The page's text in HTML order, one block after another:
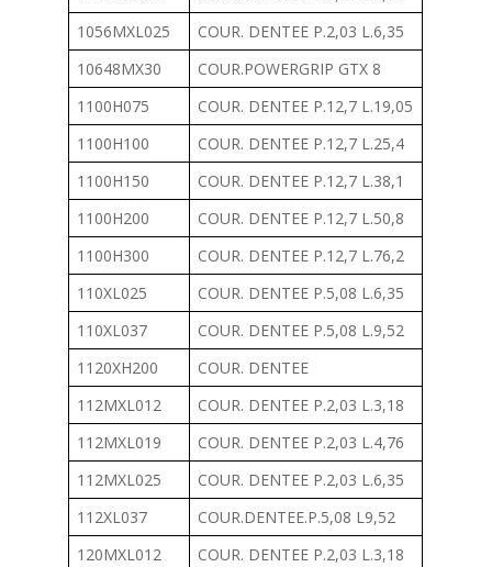
1056MXL025
COUR. DENTEE P.2,03 L.6,35
10648MX30
COUR.POWERGRIP GTX 8
1100H075
COUR. DENTEE P.12,7 L.19,05
1100H100
COUR. DENTEE P.12,7 L.25,4
1100H150
COUR. DENTEE P.12,7 L.38,1
1100H200
COUR. DENTEE P.12,7 L.50,8
1100H300
COUR. DENTEE P.12,7 L.76,2
110XL025
COUR. DENTEE P.5,08 L.6,35
110XL037
COUR. DENTEE P.5,08 L.9,52
1120XH200
COUR. DENTEE
112MXL012
COUR. DENTEE P.2,03 L.3,18
112MXL019
COUR. DENTEE P.2,03 L.4,76
112MXL025
COUR. DENTEE P.2,03 L.6,35
112XL037
COUR.DENTEE.P.5,08 L9,52
120MXL012
COUR. DENTEE P.2,03 L.3,18